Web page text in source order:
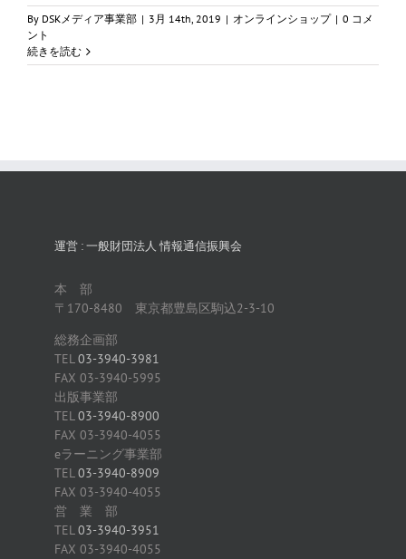
By DSKメディア事業部 | 3月 14th, 2019 | オンラインショップ | 0 コメ
ント
続きを読む
運営 : 一般財団法人 情報通信振興会
本 部
〒170-8480 東京都豊島区駒込2-3-10
総務企画部
TEL03-3940-3981
FAX 03-3940-5995
出版事業部
TEL03-3940-8900
FAX 03-3940-4055
eラーニング事業部
TEL03-3940-8909
FAX 03-3940-4055
営 業 部
TEL03-3940-3951
FAX 03-3940-4055